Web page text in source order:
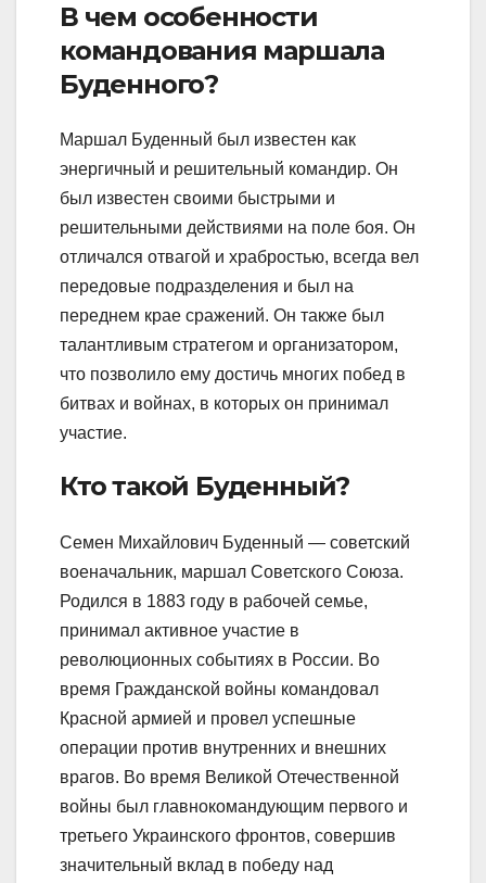
В чем особенности
командования маршала
Буденного?
Маршал Буденный был известен как
энергичный и решительный командир. Он
был известен своими быстрыми и
решительными действиями на поле боя. Он
отличался отвагой и храбростью, всегда вел
передовые подразделения и был на
переднем крае сражений. Он также был
талантливым стратегом и организатором,
что позволило ему достичь многих побед в
битвах и войнах, в которых он принимал
участие.
Кто такой Буденный?
Семен Михайлович Буденный — советский
военачальник, маршал Советского Союза.
Родился в 1883 году в рабочей семье,
принимал активное участие в
революционных событиях в России. Во
время Гражданской войны командовал
Красной армией и провел успешные
операции против внутренних и внешних
врагов. Во время Великой Отечественной
войны был главнокомандующим первого и
третьего Украинского фронтов, совершив
значительный вклад в победу над